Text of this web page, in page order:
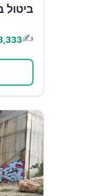
ביטול
✍️